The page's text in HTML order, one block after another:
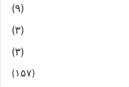
(۹)
(۳)
(۳)
(۱۵۷)